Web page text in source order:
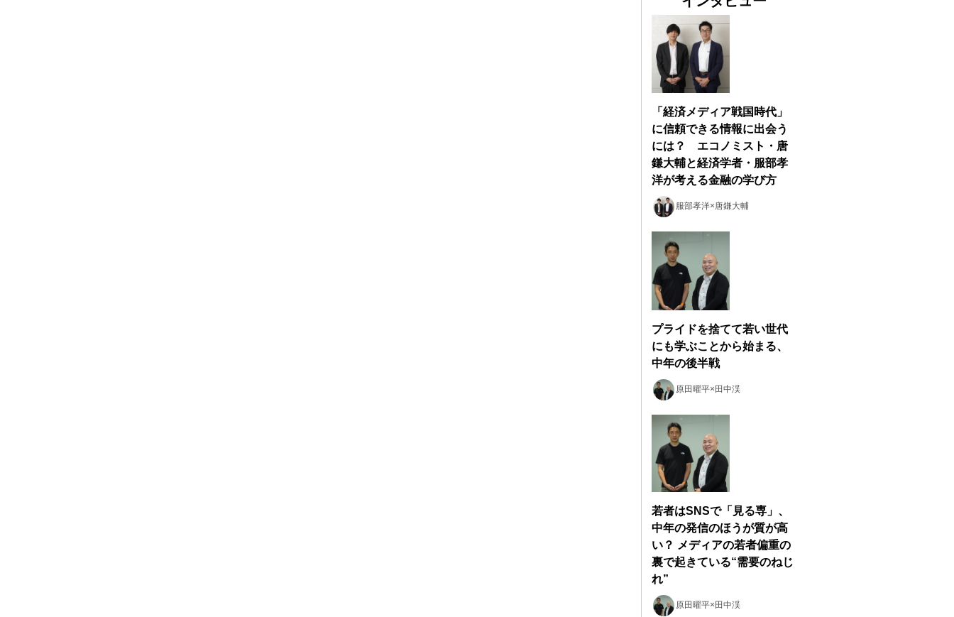
「経済メディア戦国時代」
に信頼できる情報に出会う
には？ エコノミスト・唐
鎌大輔と経済学者・服部孝
洋が考える金融の学び方
服部孝洋×唐鎌大輔
プライドを捨てて若い世代
にも学ぶことから始まる、
中年の後半戦
原田曜平×田中渓
若者はSNSで「見る専」、
中年の発信のほうが質が高
い？ メディアの若者偏重の
裏で起きている“需要のねじ
れ”
原田曜平×田中渓